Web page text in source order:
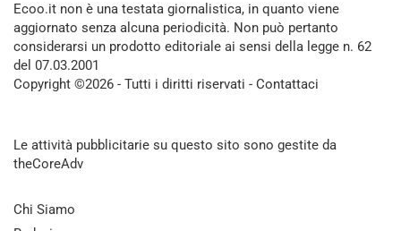
Ecoo.it non è una testata giornalistica, in quanto viene
aggiornato senza alcuna periodicità. Non può pertanto
considerarsi un prodotto editoriale ai sensi della legge n. 62
del 07.03.2001
Copyright ©2026 - Tutti i diritti riservati - Contattaci
Le attività pubblicitarie su questo sito sono gestite da
theCoreAdv
Chi Siamo